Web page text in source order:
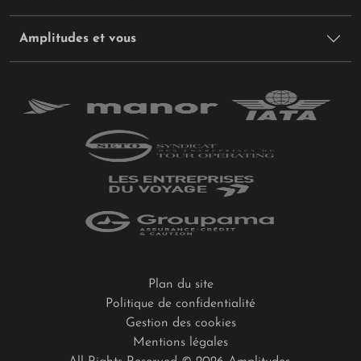
que le pau-brasil emblématique déploie ses essences rares.
Broméliacées géantes et fougères arborescentes composent
une mosaïque végétale où chaque essence raconte l'histoire
Tragiquement réduite à seulement 12% de sa superficie
originelle, cette cathédrale végétale subit une déforestation
dramatique. Plus de 80% des arbres endémiques figurent
chaque fragment forestier en sanctuaire d'une richesse
3 sites naturels et rares à voir au Brésil
Le parc national de l'Iguaçu
Amplitudes et vous
Plan du site
Politique de confidentialité
Gestion des cookies
Mentions légales